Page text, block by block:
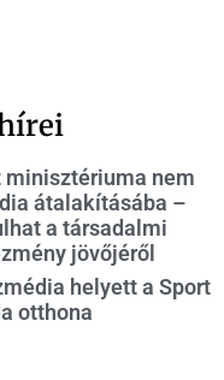
minisztériuma nem
átalakításába –
a társadalmi
jövőjéről
helyett a Sport
otthona